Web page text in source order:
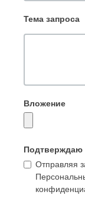
Тема запроса
Вложение
Подтверждаю
Отправляя